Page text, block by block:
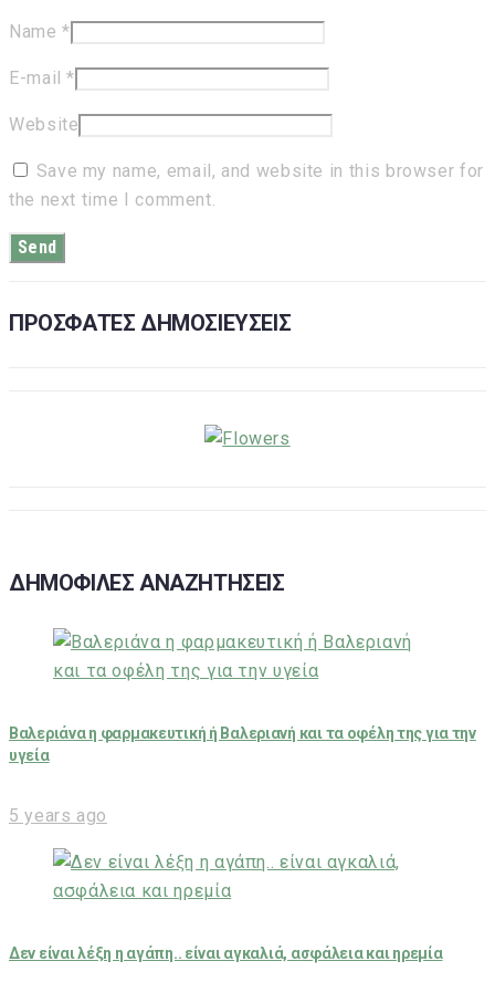
Name*
E-mail*
Website
Save my name, email, and website in this browser for
the next time I comment.
ΠΡΟΣΦΑΤΕΣ ΔΗΜΟΣΙΕΥΣΕΙΣ
ΔΗΜΟΦΙΛΕΣ ΑΝΑΖΗΤΗΣΕΙΣ
Βαλεριάνα η φαρμακευτική ή Βαλεριανή και τα οφέλη της για την
υγεία
5 years ago
Δεν είναι λέξη η αγάπη.. είναι αγκαλιά, ασφάλεια και ηρεμία